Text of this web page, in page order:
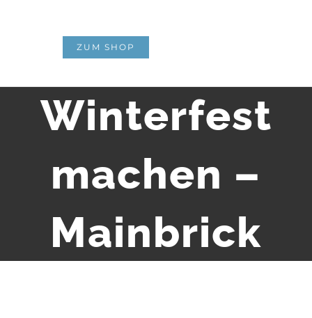
ZUM SHOP
Terrasse
Winterfest
machen –
Mainbrick